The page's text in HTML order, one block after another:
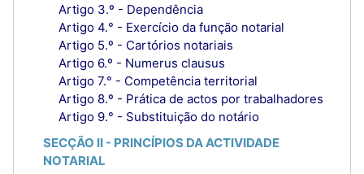
Artigo 3.º - Dependência
Artigo 4.° - Exercício da função notarial
Artigo 5.º - Cartórios notariais
Artigo 6.º - Numerus clausus
Artigo 7.° - Competência territorial
Artigo 8.º - Prática de actos por trabalhadores
Artigo 9.° - Substituição do notário
SECÇÃO II - PRINCÍPIOS DA ACTIVIDADE
NOTARIAL